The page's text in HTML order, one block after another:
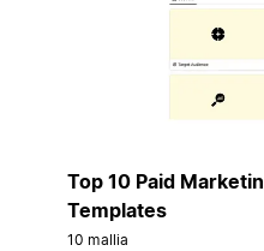
Top 10 Paid
Templates
10 mallia